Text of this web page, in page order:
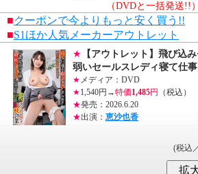
（DVDと一括発送!!）
■クーポンで今よりもっと安く買う!!
■S1ほか人気メーカーアウトレット
★ 【アウトレット】飛び込
弱いセールスレディ寝て仕
★ メディア：DVD
★1,540円→特価1,485円
（税込）
★発売：2026.6.20
★出演： 恵沙也香
(税込